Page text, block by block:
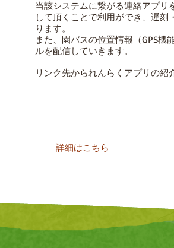
当該システムに繋がる連絡アプリ
して頂くことで利用ができ、遅
ります。
また、園バスの位置情報（GPS
ルを配信していきます。
リンク先かられんらくアプリの
詳細はこちら